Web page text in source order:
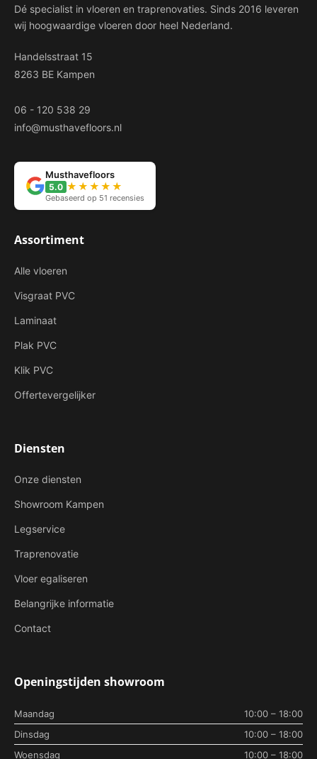
Dé specialist in vloeren en traprenovaties. Sinds 2016 leveren
wij hoogwaardige vloeren door heel Nederland.
Handelsstraat 15
8263 BE Kampen
06 - 120 538 29
info@musthavefloors.nl
Musthavefloors
5.0 ★★★★★
Gebaseerd op 51 recensies
Assortiment
Alle vloeren
Visgraat PVC
Laminaat
Plak PVC
Klik PVC
Offertevergelijker
Diensten
Onze diensten
Showroom Kampen
Legservice
Traprenovatie
Vloer egaliseren
Belangrijke informatie
Contact
Openingstijden showroom
Maandag
10:00 – 18:00
Dinsdag
10:00 – 18:00
Woensdag
10:00 – 18:00